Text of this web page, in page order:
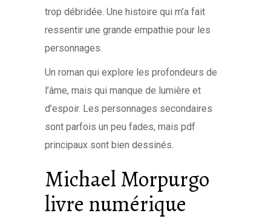
trop débridée. Une histoire qui m’a fait
ressentir une grande empathie pour les
personnages.
Un roman qui explore les profondeurs de
l’âme, mais qui manque de lumière et
d’espoir. Les personnages secondaires
sont parfois un peu fades, mais pdf
principaux sont bien dessinés.
Michael Morpurgo
livre numérique